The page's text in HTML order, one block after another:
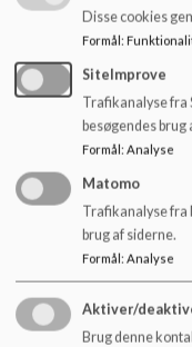
Nydamskolen
Skolevej 21, V.
88724391
/
Sitemap
Disse cookies
Formål:
SiteImprove
Trafikanalyse fra
besøgendes brug
Formål: Analyse
Matomo
Trafikanalyse fra
brug af siderne.
Formål: Analyse
Aktiver/
Brug denne